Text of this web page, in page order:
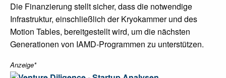
Die Finanzierung stellt sicher, dass die notwendige
Infrastruktur, einschließlich der Kryokammer und des
Motion Tables, bereitgestellt wird, um die nächsten
Generationen von IAMD-Programmen zu unterstützen.
Anzeige*